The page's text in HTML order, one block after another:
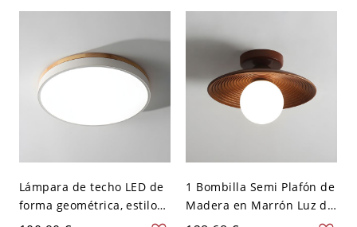
acrílica blanca y bombilla
cm Redondo Blanco
V 40,64 cm Blanco
Lámpara de techo LED de
forma geométrica, estilo
moderno y sencillo, de
1 Bombilla Semi Plafón de
Madera en Marrón Luz de
Techo Modernista para